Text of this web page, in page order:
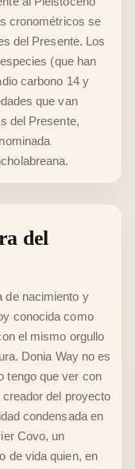
cronométricos se
del Presente. Los
(que han
carbono 14 y
que van
del Presente,
del
de nacimiento y
conocida como
el mismo orgullo
Donia Way no es
tengo que ver con
del proyecto
condensada en
Covo, un
de vida quien, en